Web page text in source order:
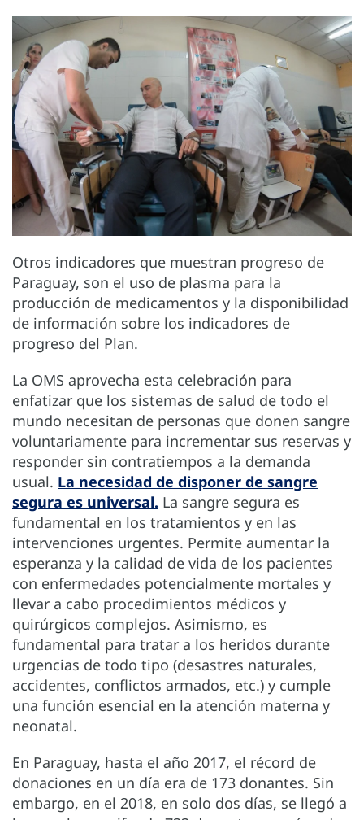
Otros indicadores que muestran progreso de
Paraguay, son el uso de plasma para la
producción de medicamentos y la disponibilidad
de información sobre los indicadores de
progreso del Plan.
La OMS aprovecha esta celebración para
enfatizar que los sistemas de salud de todo el
mundo necesitan de personas que donen sangre
voluntariamente para incrementar sus reservas y
responder sin contratiempos a la demanda
usual. La necesidad de disponer de sangre
segura es universal. La sangre segura es
fundamental en los tratamientos y en las
intervenciones urgentes. Permite aumentar la
esperanza y la calidad de vida de los pacientes
con enfermedades potencialmente mortales y
llevar a cabo procedimientos médicos y
quirúrgicos complejos. Asimismo, es
fundamental para tratar a los heridos durante
urgencias de todo tipo (desastres naturales,
accidentes, conflictos armados, etc.) y cumple
una función esencial en la atención materna y
neonatal.
En Paraguay, hasta el año 2017, el récord de
donaciones en un día era de 173 donantes. Sin
embargo, en el 2018, en solo dos días, se llegó a